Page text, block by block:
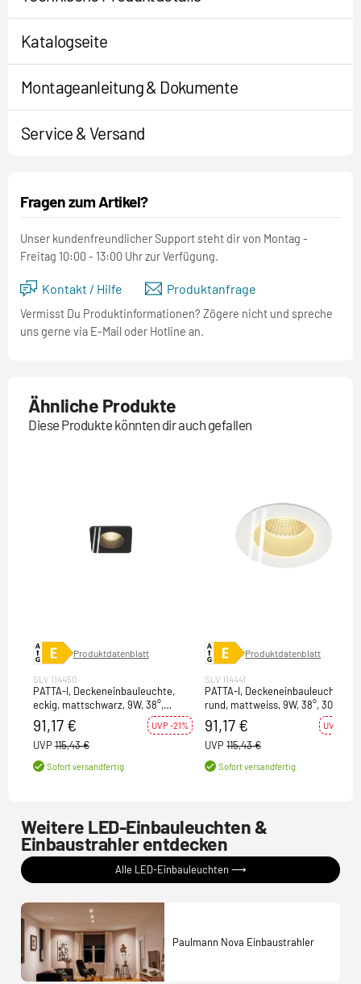
Katalogseite
Montageanleitung & Dokumente
Service & Versand
Fragen zum Artikel?
Unser kundenfreundlicher Support steht dir von Montag -
Freitag 10:00 - 13:00 Uhr zur Verfügung.
Kontakt / Hilfe Produktanfrage
Vermisst Du Produktinformationen? Zögere nicht und spreche
uns gerne via E-Mail oder Hotline an.
Ähnliche Produkte
Diese Produkte könnten dir auch gefallen
Produktdatenblatt
SLV 114450
PATTA-I, Deckeneinbauleuchte,
eckig, mattschwarz, 9W, 38°,
3000K, inkl. Treiber
91,17 € UVP -21%
UVP 115,43 €
Sofort versandfertig
Produktdatenblatt
SLV 114441
PATTA-I, Deckeneinbauleuchte,
rund, mattweiss, 9W, 38°, 3000K,
inkl. Treiber
91,17 € UVP -21%
UVP 115,43 €
Sofort versandfertig
Weitere LED-Einbauleuchten &
Einbaustrahler entdecken
Alle LED-Einbauleuchten ⟶
Paulmann Nova Einbaustrahler